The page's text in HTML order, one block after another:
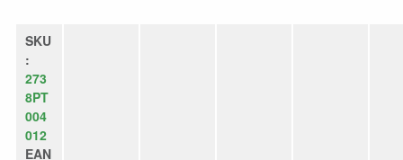
SKU
:
273
8PT
004
012
EAN